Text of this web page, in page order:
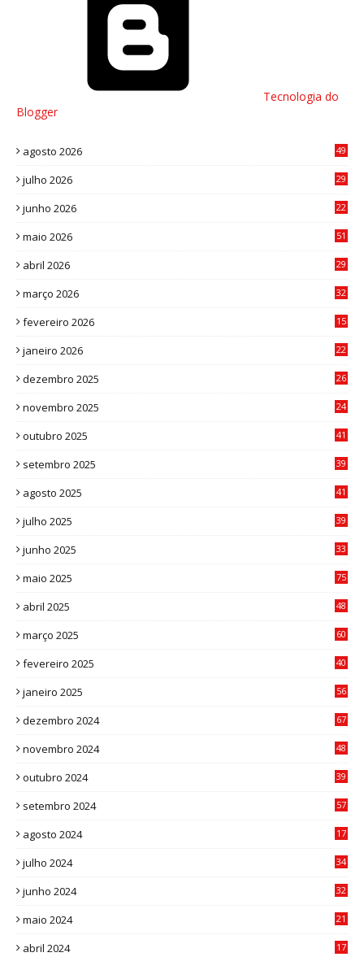
Tecnologia do
Blogger
agosto 2026 49
julho 2026
29
junho 2026
22
maio 2026
51
abril 2026
29
março 2026
32
fevereiro 2026
15
janeiro 2026
22
dezembro 2025
26
novembro 2025
24
outubro 2025
41
setembro 2025
39
agosto 2025
41
julho 2025
39
junho 2025
33
maio 2025 75
abril 2025
48
março 2025
60
fevereiro 2025
40
janeiro 2025
56
dezembro 2024
67
novembro 2024
48
outubro 2024
39
setembro 2024
57
agosto 2024
17
julho 2024
34
junho 2024
32
maio 2024
21
abril 2024
17